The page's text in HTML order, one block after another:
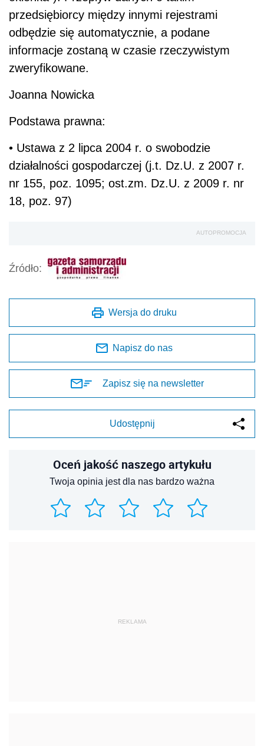
przedsiębiorcy między innymi rejestrami
odbędzie się automatycznie, a podane
informacje zostaną w czasie rzeczywistym
zweryfikowane.
Joanna Nowicka
Podstawa prawna:
• Ustawa z 2 lipca 2004 r. o swobodzie
działalności gospodarczej (j.t. Dz.U. z 2007 r.
nr 155, poz. 1095; ost.zm. Dz.U. z 2009 r. nr
18, poz. 97)
AUTOPROMOCJA
Źródło:
Wersja do druku
Napisz do nas
Zapisz się na newsletter
Udostępnij
Oceń jakość naszego artykułu
Twoja opinia jest dla nas bardzo ważna
REKLAMA